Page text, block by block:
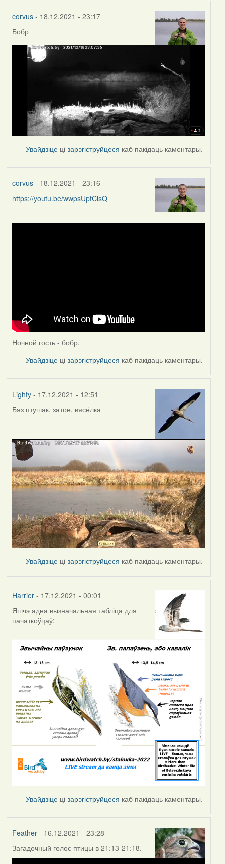
corvus- 18.12.2021 - 23:17
Бобр
Увайдзіце цізарэгіструйцеся каб пакідаць каментары.
corvus- 18.12.2021 - 23:16
https://youtu.be/wwpsUptCisQ
Ночной гость - бобр.
Увайдзіце цізарэгіструйцеся каб пакідаць каментары.
Lighty- 17.12.2021 - 12:51
Бяз птушак, затое, вясёлка
Увайдзіце цізарэгіструйцеся каб пакідаць каментары.
Harrier- 17.12.2021 - 00:01
Яшчэ адна вызначальная табліца для
пачаткоўцаў:
Увайдзіце цізарэгіструйцеся каб пакідаць каментары.
Feather- 16.12.2021 - 23:28
Загадочный голос птицы в 21:13-21:18.